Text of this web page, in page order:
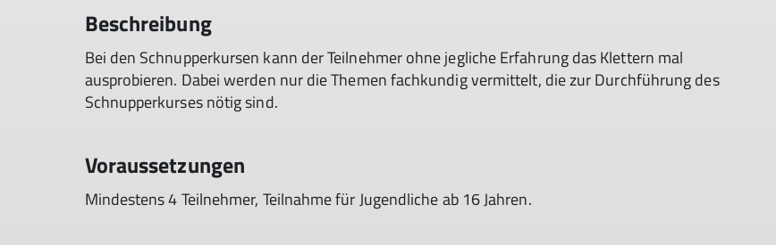
Beschreibung
Bei den Schnupperkursen kann der Teilnehmer ohne jegliche Erfahrung das Klettern mal
ausprobieren. Dabei werden nur die Themen fachkundig vermittelt, die zur Durchführung des
Schnupperkurses nötig sind.
Voraussetzungen
Mindestens 4 Teilnehmer, Teilnahme für Jugendliche ab 16 Jahren.